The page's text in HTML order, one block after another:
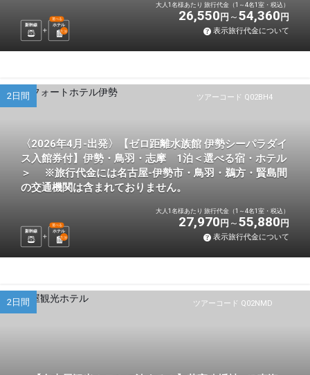
新幹線 ホテル
選べる
1 泊
大人1名様あたり 旅行代金（1～4名1室・税込）
26,550 円 54,360 円
表示旅行代金について
ツアーコード Q02BH4
2日間
〈2026年4月-出発〉【ゼロ距離水族館 伊勢シーパラダイ
ス入館券付】伊勢・鳥羽・志摩 1泊＜選べる宿・ホテル
＞ ※旅行代金には名古屋-伊勢市・鳥羽・鵜方・賢島間
の交通機関は含まれておりません。
新幹線 ホテル
選べる
1 泊
大人1名様あたり 旅行代金（1～4名1室・税込）
27,970 円 55,880 円
表示旅行代金について
ツアーコード Q02NMD
2日間